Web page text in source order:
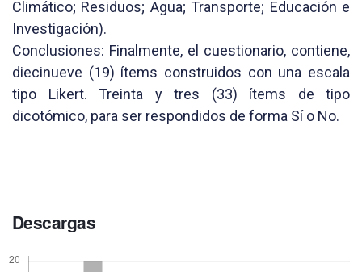
Climático; Residuos; Agua; Transporte; Educación e
Investigación).
Conclusiones: Finalmente, el cuestionario, contiene,
diecinueve (19) ítems construidos con una escala
tipo Likert. Treinta y tres (33) ítems de tipo
dicotómico, para ser respondidos de forma Sí o No.
Descargas